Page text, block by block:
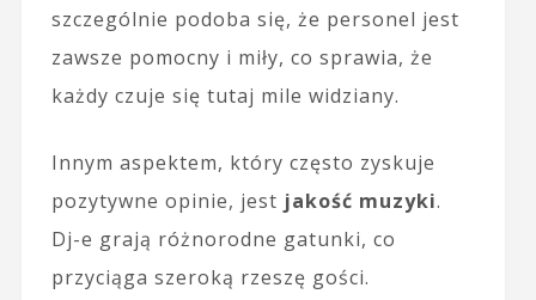
szczególnie podoba się, że personel jest
zawsze pomocny i miły, co sprawia, że
każdy czuje się tutaj mile widziany.
Innym aspektem, który często zyskuje
pozytywne opinie, jest jakość muzyki.
Dj-e grają różnorodne gatunki, co
przyciąga szeroką rzeszę gości.